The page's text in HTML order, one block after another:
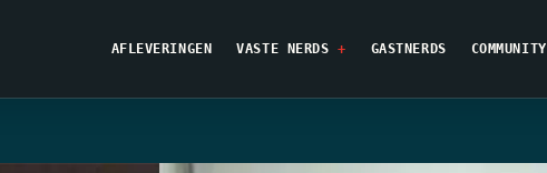
AFLEVERINGEN VASTE NERDS GASTNERDS COMMUNITY